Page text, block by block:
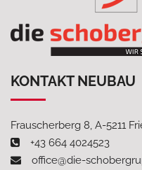
KONTAKT NEUBAU
Frauscherberg 8, A-5211
+43 664 4024523
office@die-